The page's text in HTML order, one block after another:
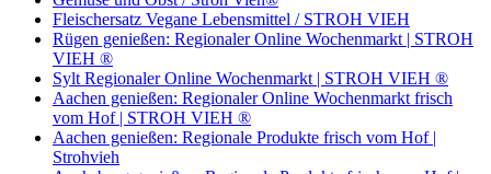
Fleischersatz Vegane Lebensmittel / STROH VIEH
Rügen genießen: Regionaler Online Wochenmarkt | STROH
VIEH ®
Sylt Regionaler Online Wochenmarkt | STROH VIEH ®
Aachen genießen: Regionaler Online Wochenmarkt frisch
vom Hof | STROH VIEH ®
Aachen genießen: Regionale Produkte frisch vom Hof |
Strohvieh